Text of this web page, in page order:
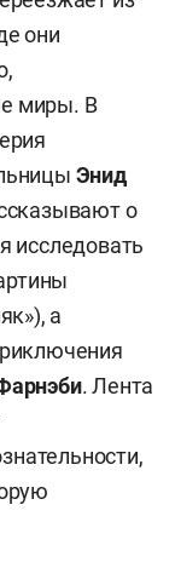
они
миры. В
Энид
о
исследовать
а
. Лента